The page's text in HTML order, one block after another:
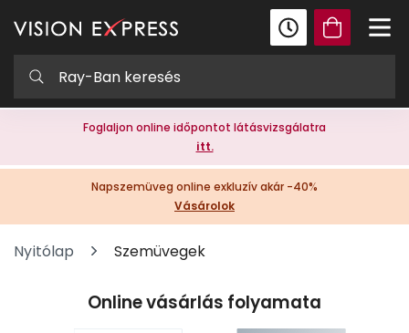
Foglaljon online időpontot látásvizsgálatra
itt.
Napszemüveg online exkluzív akár -40%
Vásárolok
Nyitólap Szemüvegek
Online vásárlás folyamata